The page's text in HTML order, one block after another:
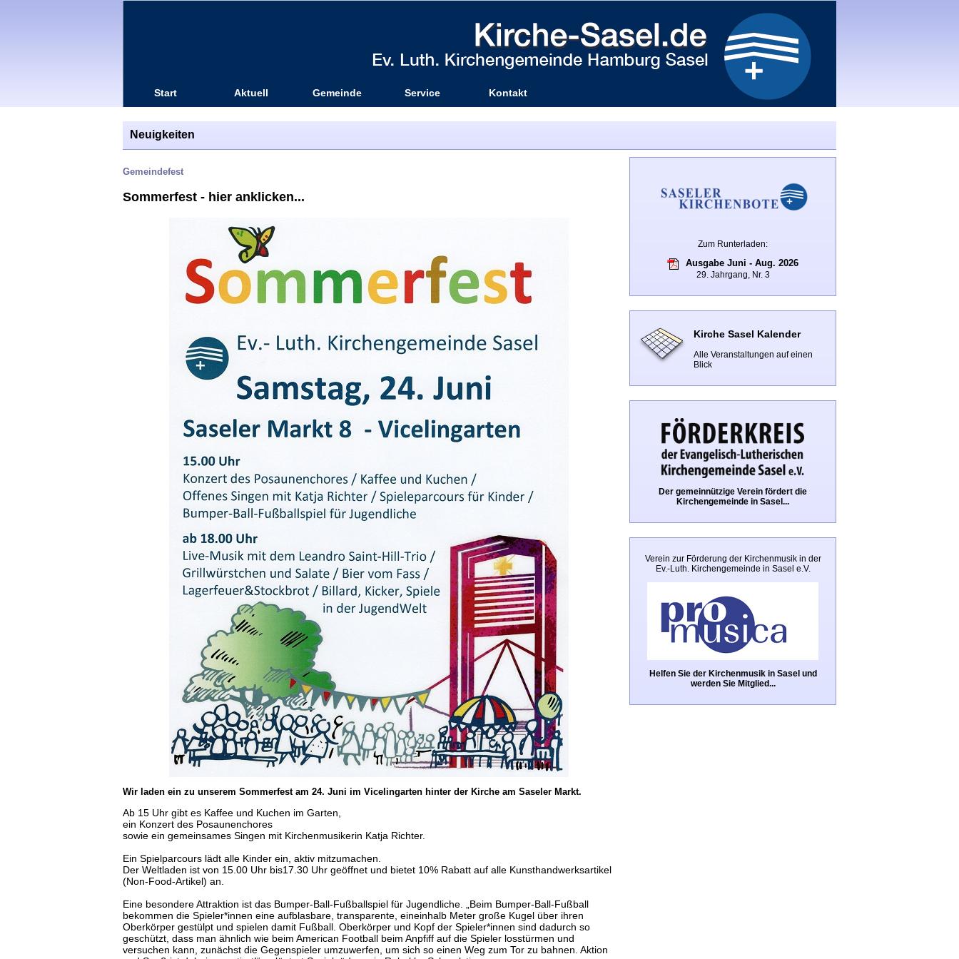
Start Aktuell Gemeinde Service Kontakt
Neuigkeiten
Zum Runterladen:
Ausgabe Juni - Aug. 2026
29. Jahrgang, Nr. 3
Kirche Sasel Kalender
Alle Veranstaltungen auf einen
Blick
Der gemeinnützige Verein fördert die
Kirchengemeinde in Sasel...
Verein zur Förderung der Kirchenmusik in der
Ev.-Luth. Kirchengemeinde in Sasel e.V.
Helfen Sie der Kirchenmusik in Sasel und
werden Sie Mitglied...
Gemeindefest
Sommerfest - hier anklicken...
Wir laden ein zu unserem Sommerfest am 24. Juni im Vicelingarten hinter der Kirche am Saseler Markt.
Ab 15 Uhr gibt es Kaffee und Kuchen im Garten,
ein Konzert des Posaunenchores
sowie ein gemeinsames Singen mit Kirchenmusikerin Katja Richter.
Ein Spielparcours lädt alle Kinder ein, aktiv mitzumachen.
Der Weltladen ist von 15.00 Uhr bis17.30 Uhr geöffnet und bietet 10% Rabatt auf alle Kunsthandwerksartikel
(Non-Food-Artikel) an.
Eine besondere Attraktion ist das Bumper-Ball-Fußballspiel für Jugendliche. „Beim Bumper-Ball-Fußball
bekommen die Spieler*innen eine aufblasbare, transparente, eineinhalb Meter große Kugel über ihren
Oberkörper gestülpt und spielen damit Fußball. Oberkörper und Kopf der Spieler*innen sind dadurch so
geschützt, dass man ähnlich wie beim American Football beim Anpfiff auf die Spieler losstürmen und
versuchen kann, zunächst die Gegenspieler umzuwerfen, um sich so einen Weg zum Tor zu bahnen. Aktion